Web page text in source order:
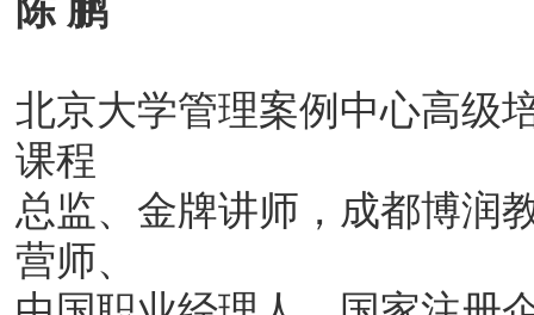
陈 鹏
北京大学管理案例中心高级
课程
总监、金牌讲师，成都博润
营师、